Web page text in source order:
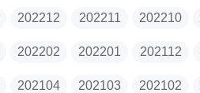
202212 202211 202210
202202 202201 202112
202104 202103 202102